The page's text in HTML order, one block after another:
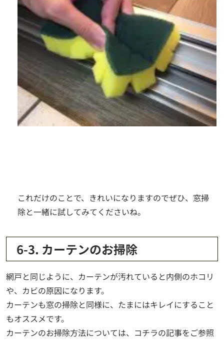
これだけのことで、きれいになりますのでぜひ、窓掃
除と一緒に試してみてくださいね。
6-3. カーテンのお掃除
網戸と同じように、カーテンが汚れていると内側のホコリ
や、カビの原因になります。
カーテンも窓の掃除と同様に、たまにはキレイにすること
もオススメです。
カーテンのお掃除方法については、コチラの記事をご参照